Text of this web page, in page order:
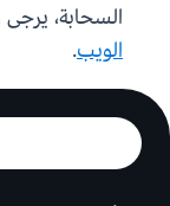
السحابة، يرجى
الويب.